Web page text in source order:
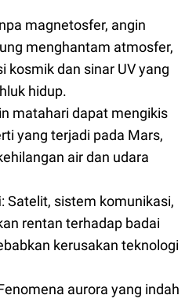
magnetosfer, angin
menghantam atmosfer,
kosmik dan sinar UV yang
hidup.
matahari dapat mengikis
yang terjadi pada Mars,
air dan udara
: Satelit, sistem komunikasi,
rentan terhadap badai
kerusakan teknologi
aurora yang indah